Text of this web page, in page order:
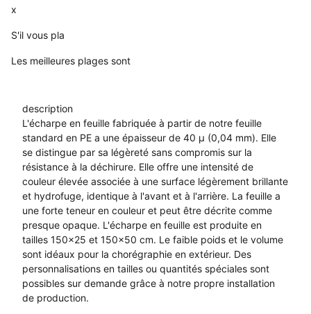
x
S'il vous pla
Les meilleures plages sont
description
L'écharpe en feuille fabriquée à partir de notre feuille
standard en PE a une épaisseur de 40 µ (0,04 mm). Elle
se distingue par sa légèreté sans compromis sur la
résistance à la déchirure. Elle offre une intensité de
couleur élevée associée à une surface légèrement brillante
et hydrofuge, identique à l'avant et à l'arrière. La feuille a
une forte teneur en couleur et peut être décrite comme
presque opaque. L'écharpe en feuille est produite en
tailles 150x25 et 150x50 cm. Le faible poids et le volume
sont idéaux pour la chorégraphie en extérieur. Des
personnalisations en tailles ou quantités spéciales sont
possibles sur demande grâce à notre propre installation
de production.